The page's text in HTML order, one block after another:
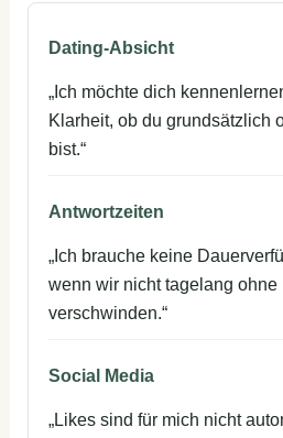
Dating-Absicht
„Ich möchte dich
Klarheit, ob du grundsätzlich
bist.“
Antwortzeiten
„Ich brauche keine
wenn wir nicht tagelang ohne
verschwinden.“
Social Media
„Likes sind für mich nicht